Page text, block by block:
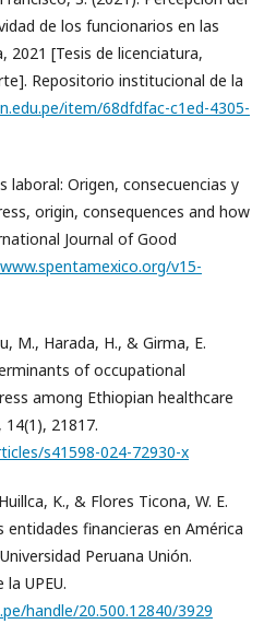
de los funcionarios en las
2021 [Tesis de licenciatura,
Repositorio institucional de la
item/68dfdfac-c1ed-4305-
laboral: Origen, consecuencias y
origin, consequences and how
Journal of Good
v15-
M., Harada, H., & Girma, E.
of occupational
among Ethiopian healthcare
21817.
s41598-024-72930-x
K., & Flores Ticona, W. E.
entidades financieras en América
Peruana Unión.
UPEU.
handle/20.500.12840/3929